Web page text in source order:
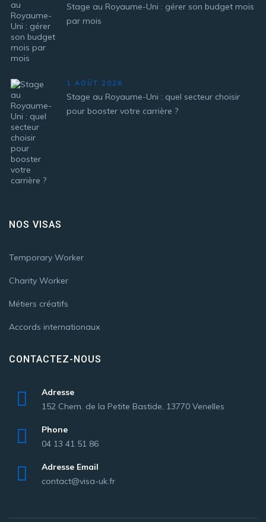
Stage au Royaume-Uni : gérer son budget mois
par mois
1 AOÛT 2026
Stage au Royaume-Uni : quel secteur choisir
pour booster votre carrière ?
NOS VISAS
Temporary Worker
Charity Worker
Métiers créatifs
Accords internationaux
CONTACTEZ-NOUS
Adresse
152 Chem. de la Petite Bastide, 13770 Venelles
Phone
04 13 41 51 86
Adresse Email
contact@visa-uk.fr